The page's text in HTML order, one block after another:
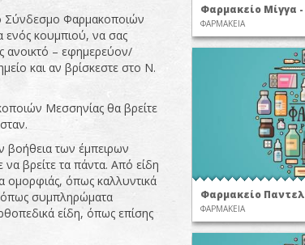
Σύνδεσμο Φαρμακοποιών
ενός κουμπιού, να σας
ανοικτό – εφημερεύον/
και αν βρίσκεστε στο Ν.
Μεσσηνίας θα βρείτε
βοήθεια των έμπειρων
βρείτε τα πάντα. Από είδη
ομορφιάς, όπως καλλυντικά
όπως συμπληρώματα
είδη, όπως επίσης
Φαρμακείο Μίγγα
ΦΑΡΜΑΚΕΙΑ
Φαρμακείο
ΦΑΡΜΑΚΕΙΑ